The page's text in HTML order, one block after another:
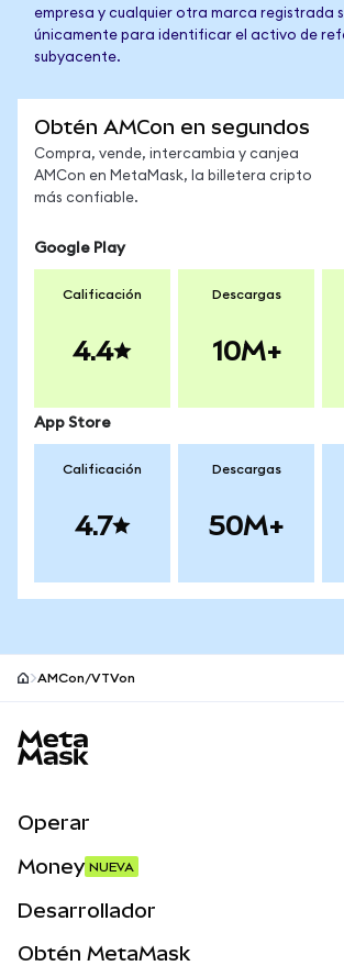
empresa y cualquier otra marca registrada
únicamente para identificar el activo de
subyacente.
Obtén AMCon en segundos
Compra, vende, intercambia y canjea
AMCon en MetaMask, la billetera cripto
más confiable.
Google Play
Calificación
4.4
Descargas
10M+
App Store
Calificación
4.7
Descargas
50M+
AMCon/VTVon
Operar
Activos del mundo real
Money NUEVA
Desarrollador
Obtén MetaMask